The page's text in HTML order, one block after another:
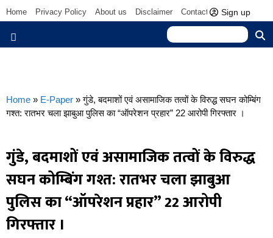
Home Privacy Policy About us Disclaimer Contact us Sign up
Home » E-Paper »गुंडे, बदमाशों एवं असामाजिक तत्वों के विरुद्ध सघन कोम्बिंग
गश्त: रातभर चला झाबुआ पुलिस का “ऑपरेशन प्रहार” 22 आरोपी गिरफ्तार ।
गुंडे, बदमाशों एवं असामाजिक तत्वों के विरुद्ध
सघन कोम्बिंग गश्त: रातभर चला झाबुआ
पुलिस का “ऑपरेशन प्रहार” 22 आरोपी
गिरफ्तार ।